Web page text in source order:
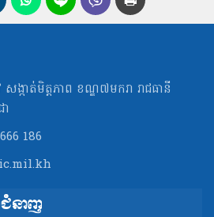
ង្កាត់មិត្ដភាព ខណ្ឌ៧មករា រាជធានី
186
នាញ